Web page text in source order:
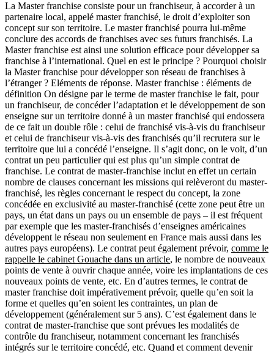
La Master franchise consiste pour un franchiseur, à accorder à un
partenaire local, appelé master franchisé, le droit d’exploiter son
concept sur son territoire. Le master franchisé pourra lui-même
conclure des accords de franchises avec ses futurs franchisés. La
Master franchise est ainsi une solution efficace pour développer sa
franchise à l’international. Quel en est le principe ? Pourquoi choisir
la Master franchise pour développer son réseau de franchises à
l’étranger ? Eléments de réponse. Master franchise : éléments de
définition On désigne par le terme de master franchise le fait, pour
un franchiseur, de concéder l’adaptation et le développement de son
enseigne sur un territoire donné à un master franchisé qui endossera
de ce fait un double rôle : celui de franchisé vis-à-vis du franchiseur
et celui de franchiseur vis-à-vis des franchisés qu’il recrutera sur le
territoire que lui a concédé l’enseigne. Il s’agit donc, on le voit, d’un
contrat un peu particulier qui est plus qu’un simple contrat de
franchise. Le contrat de master-franchise inclut en effet un certain
nombre de clauses concernant les missions qui relèveront du master-
franchisé, les règles concernant le respect du concept, la zone
concédée en exclusivité au master-franchisé (cette zone peut être un
pays, un état dans un pays ou un ensemble de pays – il est fréquent
par exemple que les master-franchisés d’enseignes américaines
développent le réseau non seulement en France mais aussi dans les
autres pays européens). Le contrat peut également prévoir, comme le
rappelle le cabinet Gouache dans un article, le nombre de nouveaux
points de vente à ouvrir chaque année, voire les implantations de ces
nouveaux points de vente, etc. En d’autres termes, le contrat de
master franchise doit impérativement prévoir, quelle qu’en soit la
forme et quelles qu’en soient les contraintes, un plan de
développement (généralement sur 5 ans). C’est également dans le
contrat de master-franchise que sont prévues les modalités de
contrôle du franchiseur, notamment concernant les franchisés
intégrés sur le territoire concédé, etc. Quand et comment devenir